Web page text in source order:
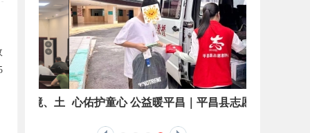
心佑护童心 公益暖平昌｜平昌县志愿者协